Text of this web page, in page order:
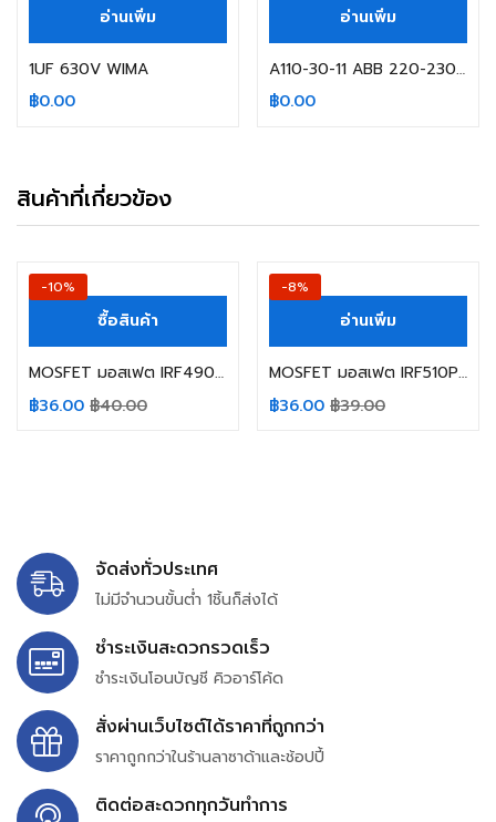
อ่านเพิ่ม
1UF 630V WIMA
฿0.00
อ่านเพิ่ม
A110-30-11 ABB 220-230V Code：1SFL451001R8011
฿0.00
สินค้าที่เกี่ยวข้อง
-10%
ซื้อสินค้า
MOSFET มอสเฟต IRF4905 IR 74A/55V TO-220
฿36.00 ฿40.00
-8%
อ่านเพิ่ม
MOSFET มอสเฟต IRF510PBF IRF510 VISHAY MOSFET N-Channel 100V/5.6A 43W
฿36.00 ฿39.00
จัดส่งทั่วประเทศ
ไม่มีจำนวนขั้นต่ำ 1ชิ้นก็ส่งได้
ชำระเงินสะดวกรวดเร็ว
ชำระเงินโอนบัญชี คิวอาร์โค้ด
สั่งผ่านเว็บไซต์ได้ราคาที่ถูกกว่า
ราคาถูกกว่าในร้านลาซาด้าและช้อปปี้
ติดต่อสะดวกทุกวันทำการ